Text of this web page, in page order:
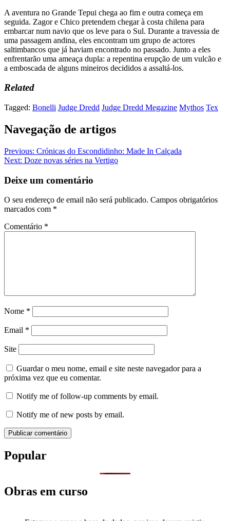
A aventura no Grande Tepui chega ao fim e outra começa em
seguida. Zagor e Chico pretendem chegar à costa chilena para
embarcar num navio que os leve para o Sul. Durante a travessia de
uma passagem andina, eles encontram um grupo de actores
saltimbancos que já haviam encontrado no passado. Junto a eles
enfrentarão uma ameaça dupla: a repentina erupção de um vulcão e
a emboscada de alguns mineiros decididos a assaltá-los.
Related
Tagged: Bonelli Judge Dredd Judge Dredd Megazine Mythos Tex
Navegação de artigos
Previous: Crónicas do Escondidinho: Made In Calçada
Next: Doze novas séries na Vertigo
Deixe um comentário
O seu endereço de email não será publicado. Campos obrigatórios
marcados com *
Comentário *
Nome *
Email *
Site
Guardar o meu nome, email e site neste navegador para a
próxima vez que eu comentar.
Notify me of follow-up comments by email.
Notify me of new posts by email.
Popular
Obras em curso